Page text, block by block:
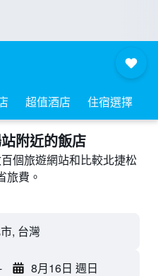
超值酒店 住宿選擇
附近​的飯店
個旅遊網站和比較北捷松
旅費。
, 台灣
8月16日 週日